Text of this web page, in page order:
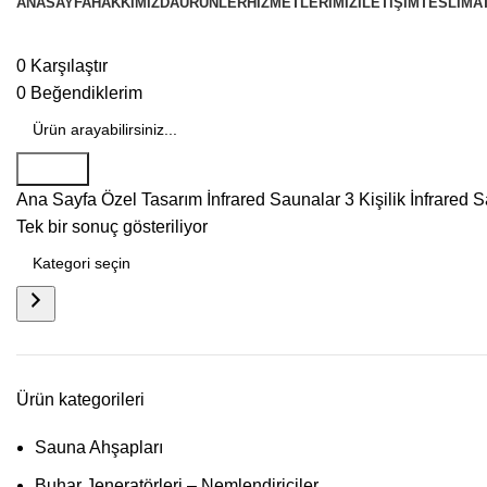
0 Karşılaştır
0 Beğendiklerim
Ana Sayfa Özel Tasarım İnfrared Saunalar 3 Kişilik İnfrared
Tek bir sonuç gösteriliyor
Ürün kategorileri
Sauna Ahşapları